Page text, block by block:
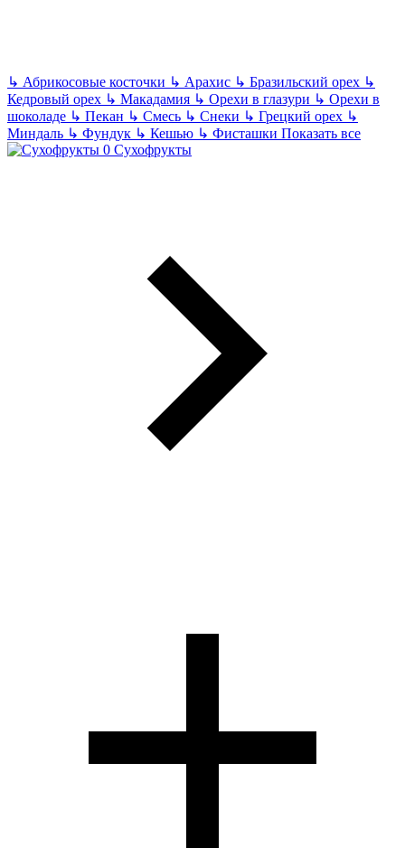
↳ Абрикосовые косточки ↳ Арахис ↳ Бразильский орех ↳
Кедровый орех ↳ Макадамия ↳ Орехи в глазури ↳ Орехи в
шоколаде ↳ Пекан ↳ Смесь ↳ Снеки ↳ Грецкий орех ↳
Миндаль ↳ Фундук ↳ Кешью ↳ Фисташки Показать все
Сухофрукты